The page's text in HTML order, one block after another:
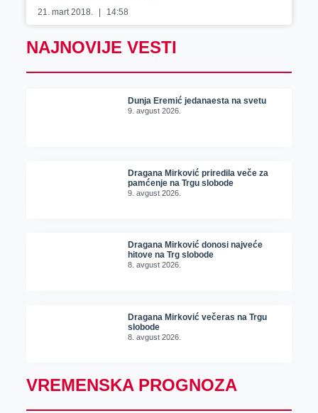
21. mart 2018. 14:58
NAJNOVIJE VESTI
Dunja Eremić jedanaesta na svetu
9. avgust 2026.
Dragana Mirković priredila veče za
pamćenje na Trgu slobode
9. avgust 2026.
Dragana Mirković donosi najveće
hitove na Trg slobode
8. avgust 2026.
Dragana Mirković večeras na Trgu
slobode
8. avgust 2026.
VREMENSKA PROGNOZA